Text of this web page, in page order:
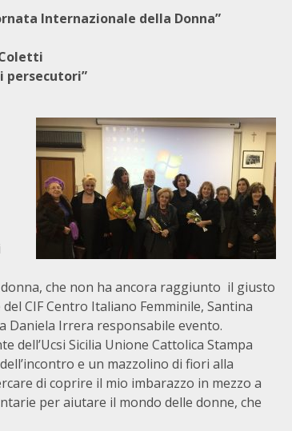
Internazionale della Donna”
persecutori”
che non ha ancora raggiunto il giusto
CIF Centro Italiano Femminile, Santina
Daniela Irrera responsabile evento.
Sicilia Unione Cattolica Stampa
e un mazzolino di fiori alla
di coprire il mio imbarazzo in mezzo a
per aiutare il mondo delle donne, che